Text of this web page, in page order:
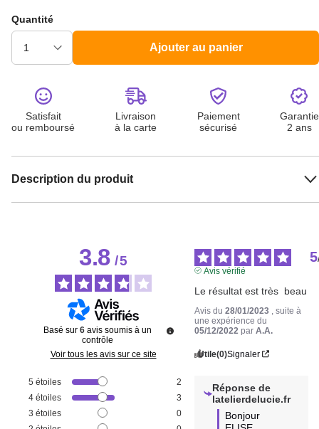
Quantité
Ajouter au panier
Satisfait
ou remboursé
Livraison
à la carte
Paiement
sécurisé
Garantie
2 ans
Description du produit
3.8/5
Basé sur 6 avis soumis à un
contrôle
Voir tous les avis sur ce site
5 étoiles
2
4 étoiles
3
3 étoiles
0
5
Avis vérifié
Le résultat est très  beau
Avis du28/01/2023
, suite à
une expérience du
05/12/2022 parA.A.
Utile(0)Signaler
Réponse de
latelierdelucie.fr
Bonjour